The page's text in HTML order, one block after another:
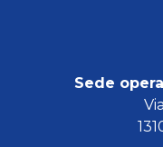
Sede